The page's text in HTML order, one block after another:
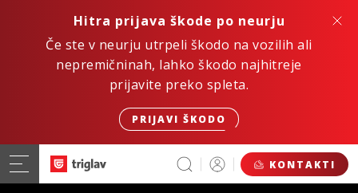
Hitra prijava škode po neurju
Če ste v neurju utrpeli škodo na vozilih ali
nepremičninah, lahko škodo najhitreje
prijavite preko spleta.
PRIJAVI ŠKODO
KONTAKTI